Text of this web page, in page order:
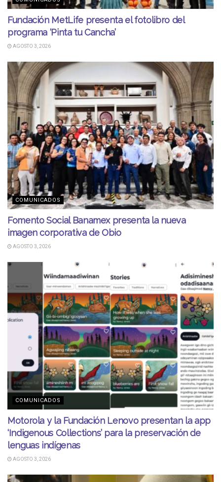
Fundación MetLife presenta el fotolibro del
programa ‘Pinta tu Cancha’
AGOSTO 3, 2026
COMUNICADOS
Fomento Social Banamex presenta la nueva
imagen corporativa de Obio
AGOSTO 3, 2026
COMUNICADOS
Motorola y la Fundación Lenovo presentan la app
‘Indigenous Collections’ para la preservación de
lenguas indígenas
AGOSTO 3, 2026